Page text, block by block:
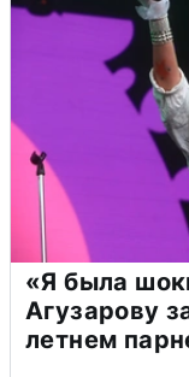
«Я была
Агузарову
летнем